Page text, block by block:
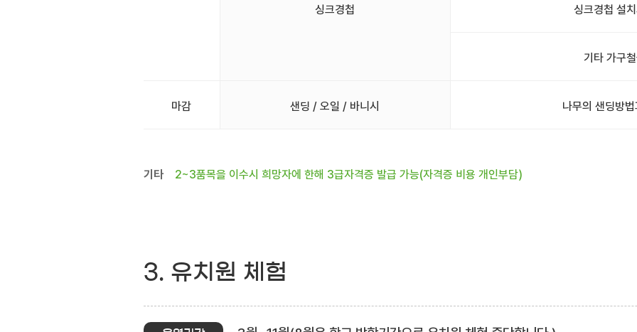
싱크경첩 싱크경첩 설
기타 가구
마감 샌딩 / 오일 / 바니시 나무의 샌딩방
기타 2~3품목을 이수시 희망자에 한해 3급자격증 발급 가능(자격증 비용 개인부담)
3. 유치원 체험